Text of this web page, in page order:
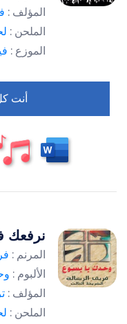
المؤلف :فيكتور
الملحن :لحن
الموزع :فيكتور
أنت كل ما
نرفعك فوق
المرنم :فريق
الألبوم :وحدك
المؤلف :ترجمة/
الملحن :لحن